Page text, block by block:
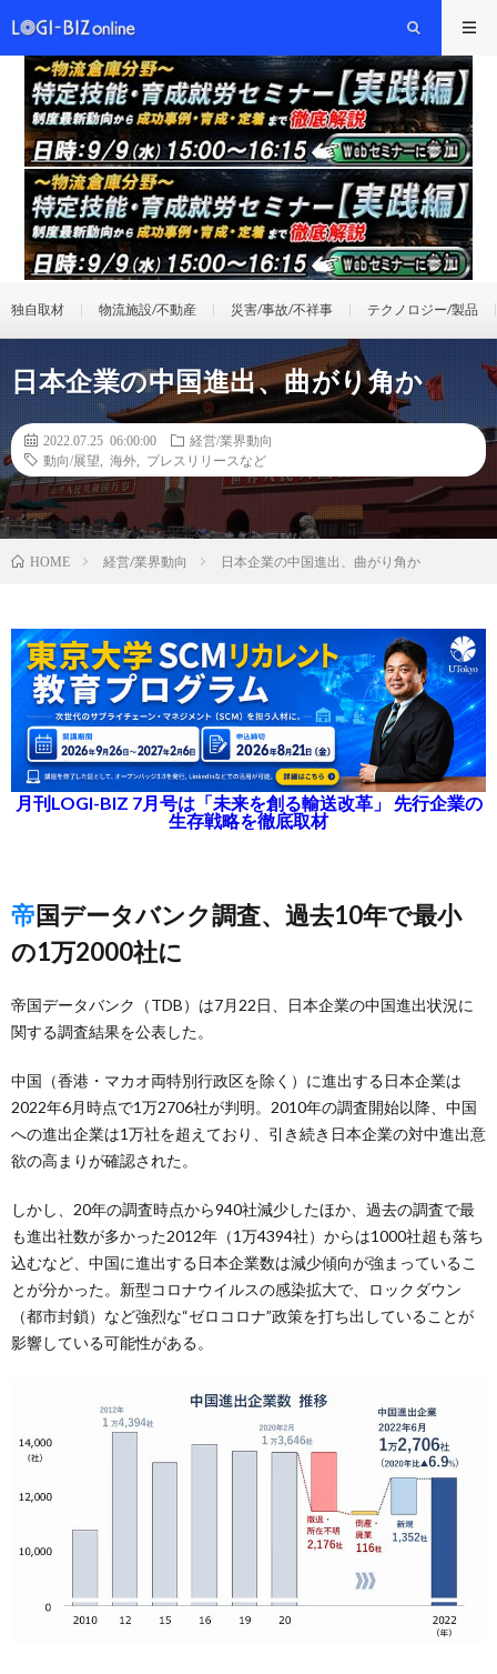
独自取材 物流施設/不動産 災害/事故/不祥事 テクノロジー/製品
日本企業の中国進出、曲がり角か
2022.07.25 06:00:00
経営/業界動向
動向/展望
海外 プレスリリースなど
HOME 経営/業界動向 日本企業の中国進出、曲がり角か
月刊LOGI-BIZ 7月号は「未来を創る輸送改革」 先行企業の
生存戦略を徹底取材
帝国データバンク調査、過去10年で最小
の1万2000社に
帝国データバンク（TDB）は7月22日、日本企業の中国進出状況に
関する調査結果を公表した。
中国（香港・マカオ両特別行政区を除く）に進出する日本企業は
2022年6月時点で1万2706社が判明。2010年の調査開始以降、中国
への進出企業は1万社を超えており、引き続き日本企業の対中進出意
欲の高まりが確認された。
しかし、20年の調査時点から940社減少したほか、過去の調査で最
も進出社数が多かった2012年（1万4394社）からは1000社超も落ち
込むなど、中国に進出する日本企業数は減少傾向が強まっているこ
とが分かった。新型コロナウイルスの感染拡大で、ロックダウン
（都市封鎖）など強烈な“ゼロコロナ”政策を打ち出していることが
影響している可能性がある。